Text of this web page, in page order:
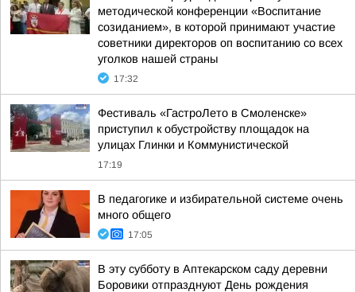
методической конференции «Воспитание
созиданием», в которой принимают участие
советники директоров оп воспитанию со всех
уголков нашей страны
17:32
Фестиваль «ГастроЛето в Смоленске»
приступил к обустройству площадок на
улицах Глинки и Коммунистической
17:19
В педагогике и избирательной системе очень
много общего
17:05
В эту субботу в Аптекарском саду деревни
Боровики отпразднуют День рождения